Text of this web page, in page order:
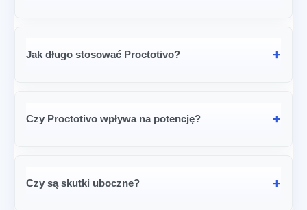
Jak długo stosować Proctotivo?
Czy Proctotivo wpływa na potencję?
Czy są skutki uboczne?